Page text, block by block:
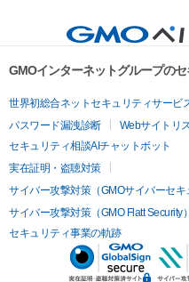
GMOインターネットグループの
世界初総合ネットセキュリティサービ
パスワード漏洩診断
Webサイトリ
セキュリティ相談AIチャットボット
実在証明・盗聴対策
サイバー攻撃対策（GMOサイバーセキ
サイバー攻撃対策（GMO Flatt Security）
セキュリティ事業の軌跡